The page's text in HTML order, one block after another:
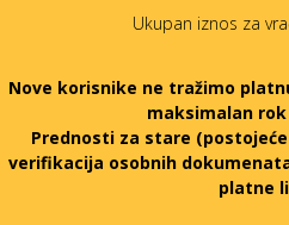
Ukupan iznos za
Nove korisnike ne tražimo
maksimalan rok
Prednosti za stare
verifikacija osobnih
platne